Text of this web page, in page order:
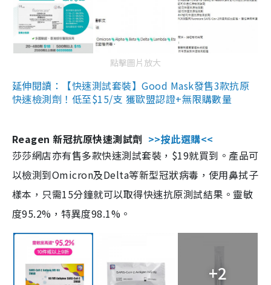
點擊圖片放大
延伸閱讀：【快速測試套裝】Good Mask發售3款抗原
快速檢測劑！低至$15/支 獲歐盟認證+無限購數量
Reagen 新冠抗原快速測試劑 >>按此選購<<
莎莎網店亦有售多款快速測試套裝，$19就買到。產品可
以檢測到Omicron及Delta等新型冠狀病毒，使用鼻拭子
樣本，只需15分鐘就可以取得快速抗原測試結果。靈敏
度95.2%，特異度98.1%。
+2